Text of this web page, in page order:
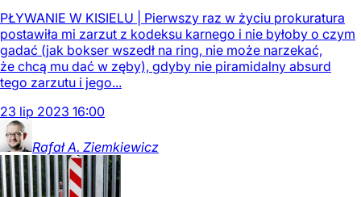
PŁYWANIE W KISIELU | Pierwszy raz w życiu prokuratura
postawiła mi zarzut z kodeksu karnego i nie byłoby o czym
gadać (jak bokser wszedł na ring, nie może narzekać,
że chcą mu dać w zęby), gdyby nie piramidalny absurd
tego zarzutu i jego...
23 lip 2023 16:00
Rafał A. Ziemkiewicz